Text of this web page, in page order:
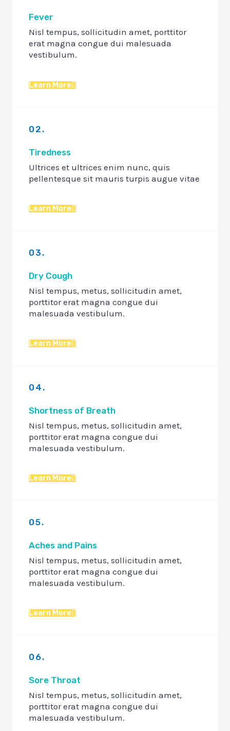
Fever
Nisl tempus, sollicitudin amet, porttitor
erat magna congue dui malesuada
vestibulum.
Learn More
02.
Tiredness
Ultrices et ultrices enim nunc, quis
pellentesque sit mauris turpis augue vitae
Learn More
03.
Dry Cough
Nisl tempus, metus, sollicitudin amet,
porttitor erat magna congue dui
malesuada vestibulum.
Learn More
04.
Shortness of Breath
Nisl tempus, metus, sollicitudin amet,
porttitor erat magna congue dui
malesuada vestibulum.
Learn More
05.
Aches and Pains
Nisl tempus, metus, sollicitudin amet,
porttitor erat magna congue dui
malesuada vestibulum.
Learn More
06.
Sore Throat
Nisl tempus, metus, sollicitudin amet,
porttitor erat magna congue dui
malesuada vestibulum.